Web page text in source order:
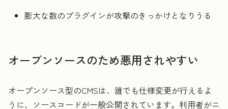
膨大な数のプラグインが攻撃のきっかけとなりうる
オープンソースのため悪用されやすい
オープンソース型のCMSは、誰でも仕様変更が行えるよ
うに、ソースコードが一般公開されています。利用者がニ